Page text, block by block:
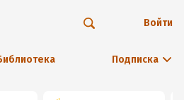
Подписка
Войти